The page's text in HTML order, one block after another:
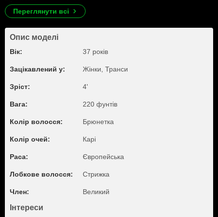
Переглянути всі
Опис моделі
Вік: 37 років
Зацікавлений у: Жiнки, Транси
Зріст: 4'
Вага: 220 фунтів
Колір волосся: Брюнетка
Колір очей: Карі
Раса: Європейська
Лобкове волосся: Стрижка
Член: Великий
Інтереси